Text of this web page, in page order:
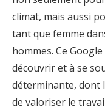
climat, mais aussi
tant que femme
hommes. Ce
découvrir et à se
déterminante, dont
de valoriser le